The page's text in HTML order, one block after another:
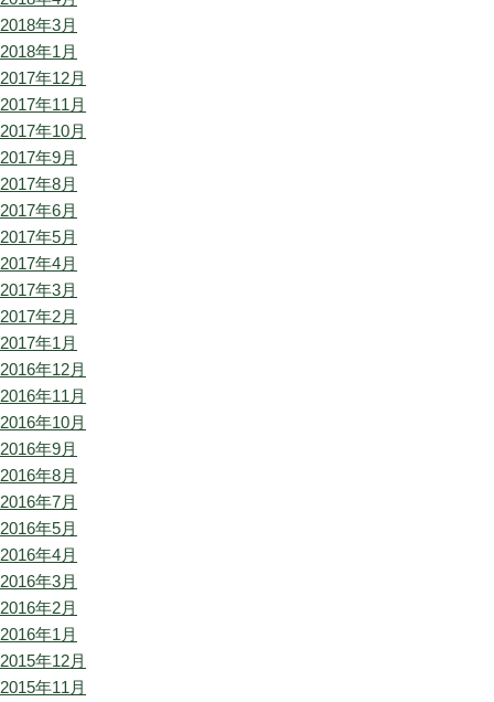
2018年3月
2018年1月
2017年12月
2017年11月
2017年10月
2017年9月
2017年8月
2017年6月
2017年5月
2017年4月
2017年3月
2017年2月
2017年1月
2016年12月
2016年11月
2016年10月
2016年9月
2016年8月
2016年7月
2016年5月
2016年4月
2016年3月
2016年2月
2016年1月
2015年12月
2015年11月